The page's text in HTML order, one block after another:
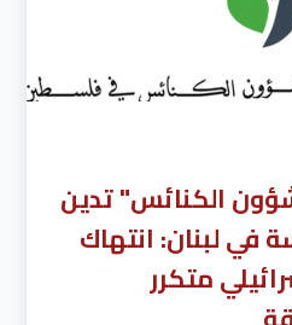
الكنائس" تدين
في لبنان: انتهاك
متكرر